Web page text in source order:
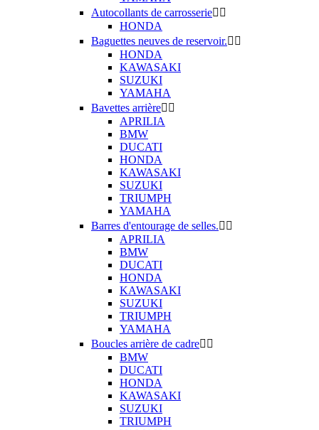
Autocollants de carrosserie 
HONDA
Baguettes neuves de reservoir. 
HONDA
KAWASAKI
SUZUKI
YAMAHA
Bavettes arrière 
APRILIA
BMW
DUCATI
HONDA
KAWASAKI
SUZUKI
TRIUMPH
YAMAHA
Barres d'entourage de selles. 
APRILIA
BMW
DUCATI
HONDA
KAWASAKI
SUZUKI
TRIUMPH
YAMAHA
Boucles arrière de cadre 
BMW
DUCATI
HONDA
KAWASAKI
SUZUKI
TRIUMPH